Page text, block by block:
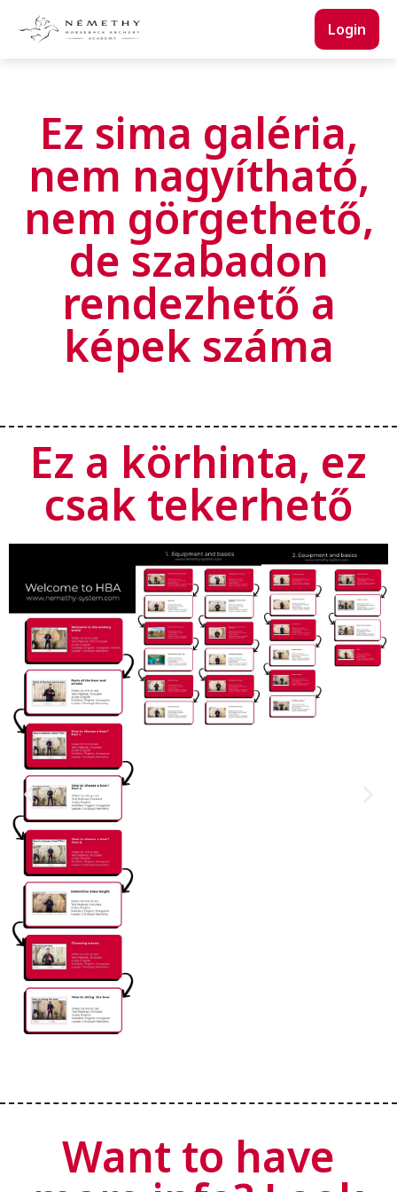
Login
Ez sima galéria,
nem nagyítható,
nem görgethető,
de szabadon
rendezhető a
képek száma
Ez a körhinta, ez
csak tekerhető
Want to have